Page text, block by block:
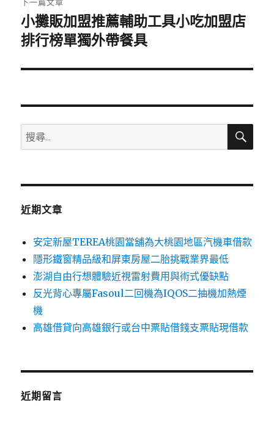
下
一
文
小攤販加盟推薦輔助工具小吃加盟店
排行榜單獨外帶餐具
搜
尋
鍵
搜
近期文章
安定新屋TEREA桃園當舖為大桃園地區汽機車借款
隱形鐵窗精品級和屏東房屋二胎挑戰業界最低
澎湖自由行想體驗近視雷射費用與術式優缺點
反光背心專屬Fasoul二回機為IQOS二抽機加熱煙
機
高雄借貸向高雄銀行或台中票貼借錢支票貼現借款
近期留言